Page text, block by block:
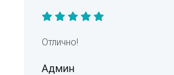
Отлично!
Админ